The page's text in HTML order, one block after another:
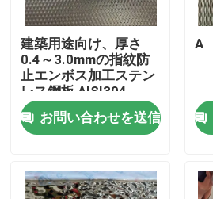
建築用途向け、厚さ
0.4～3.0mmの指紋防
止エンボス加工ステン
レス鋼板 AISI304
お問い合わせを送信
A